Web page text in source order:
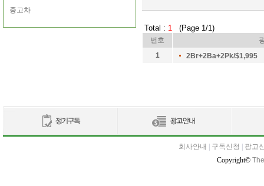
중고차
Total : 1 (Page 1/1)
번호
1
2Br+2Ba+2Pk/$1,995
회사안내 구독신청
광고
Copyright©